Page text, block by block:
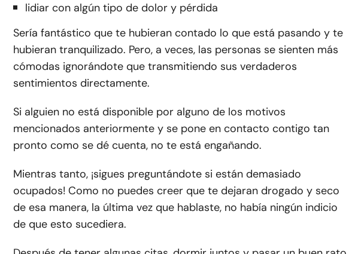
lidiar con algún tipo de dolor y pérdida
Sería fantástico que te hubieran contado lo que está pasando y te
hubieran tranquilizado. Pero, a veces, las personas se sienten más
cómodas ignorándote que transmitiendo sus verdaderos
sentimientos directamente.
Si alguien no está disponible por alguno de los motivos
mencionados anteriormente y se pone en contacto contigo tan
pronto como se dé cuenta, no te está engañando.
Mientras tanto, ¡sigues preguntándote si están demasiado
ocupados! Como no puedes creer que te dejaran drogado y seco
de esa manera, la última vez que hablaste, no había ningún indicio
de que esto sucediera.